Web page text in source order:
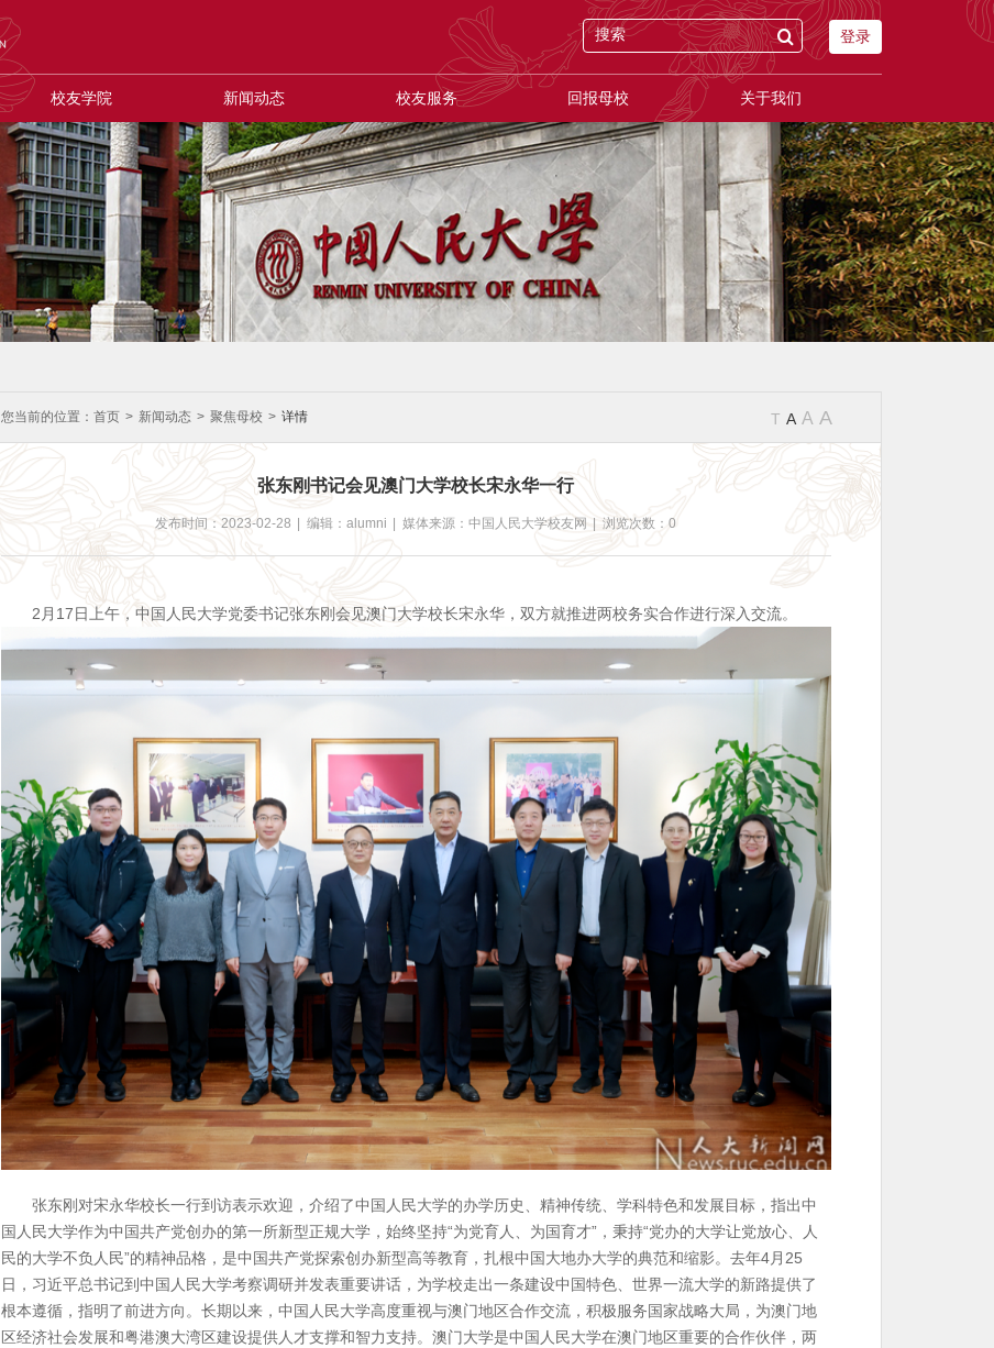
登录
校友学院 新闻动态 校友服务 回报母校 关于我们
您当前的位置： 首页 > 新闻动态 > 聚焦母校 > 详情 T A A A
张东刚书记会见澳门大学校长宋永华一行
发布时间：2023-02-28 编辑：alumni 媒体来源：中国人民大学校友网 浏览次数：0
2月17日上午，中国人民大学党委书记张东刚会见澳门大学校长宋永华，双方就推进两校务实合作进行深入交流。
张东刚对宋永华校长一行到访表示欢迎，介绍了中国人民大学的办学历史、精神传统、学科特色和发展目标，指出中
国人民大学作为中国共产党创办的第一所新型正规大学，始终坚持“为党育人、为国育才”，秉持“党办的大学让党放心、人
民的大学不负人民”的精神品格，是中国共产党探索创办新型高等教育，扎根中国大地办大学的典范和缩影。去年4月25
日，习近平总书记到中国人民大学考察调研并发表重要讲话，为学校走出一条建设中国特色、世界一流大学的新路提供了
根本遵循，指明了前进方向。长期以来，中国人民大学高度重视与澳门地区合作交流，积极服务国家战略大局，为澳门地
区经济社会发展和粤港澳大湾区建设提供人才支撑和智力支持。澳门大学是中国人民大学在澳门地区重要的合作伙伴，两